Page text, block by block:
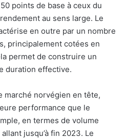
points de base à ceux du
au sens large. Le
en outre par un nombre
principalement cotées en
permet de construire un
duration effective.
marché norvégien en tête,
performance que le
en termes de volume
jusqu’à fin 2023. Le